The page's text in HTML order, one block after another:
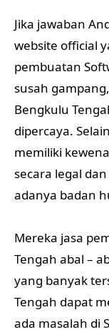
Jika jawaban
website official
pembuatan
susah
Bengkulu
dipercaya.
memiliki
secara legal
adanya badan
Mereka jasa
Tengah abal –
yang banyak
Tengah dapat
ada masalah di